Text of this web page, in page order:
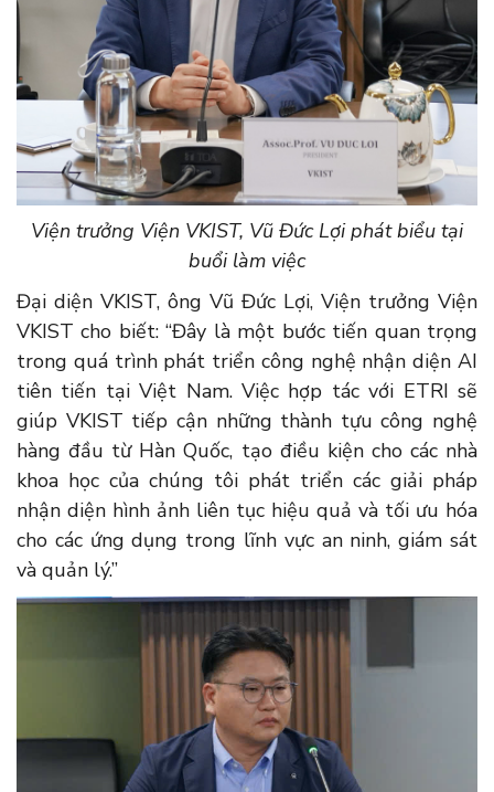
Viện trưởng Viện VKIST, Vũ Đức Lợi phát biểu tại
buổi làm việc
Đại diện VKIST, ông Vũ Đức Lợi, Viện trưởng Viện
VKIST cho biết: “Đây là một bước tiến quan trọng
trong quá trình phát triển công nghệ nhận diện AI
tiên tiến tại Việt Nam. Việc hợp tác với ETRI sẽ
giúp VKIST tiếp cận những thành tựu công nghệ
hàng đầu từ Hàn Quốc, tạo điều kiện cho các nhà
khoa học của chúng tôi phát triển các giải pháp
nhận diện hình ảnh liên tục hiệu quả và tối ưu hóa
cho các ứng dụng trong lĩnh vực an ninh, giám sát
và quản lý.”